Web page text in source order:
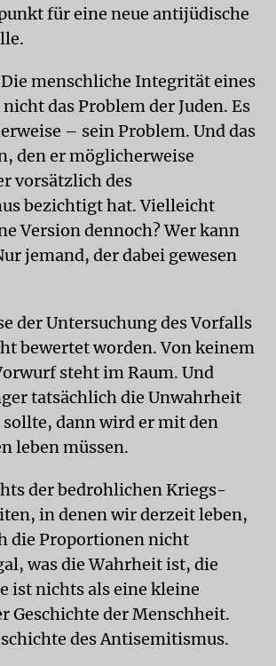
für eine neue antijüdische
menschliche Integrität eines
das Problem der Juden. Es
– sein Problem. Und das
den er möglicherweise
vorsätzlich des
bezichtigt hat. Vielleicht
Version dennoch? Wer kann
jemand, der dabei gewesen
der Untersuchung des Vorfalls
bewertet worden. Von keinem
steht im Raum. Und
tatsächlich die Unwahrheit
sollte, dann wird er mit den
leben müssen.
der bedrohlichen Kriegs-
in denen wir derzeit leben,
die Proportionen nicht
was die Wahrheit ist, die
ist nichts als eine kleine
Geschichte der Menschheit.
des Antisemitismus.